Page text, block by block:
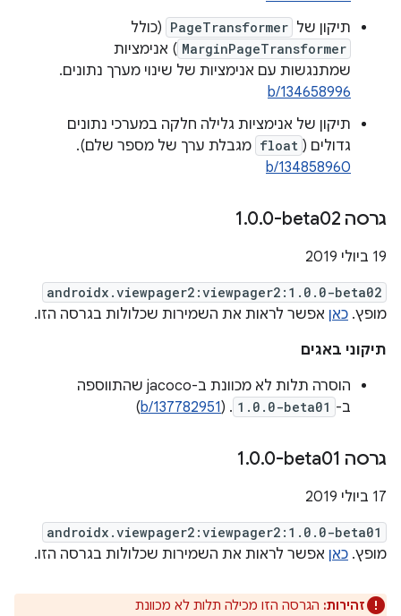
תיקון של PageTransformer (כולל
MarginPageTransformer ) אנימציות
שמתנגשות עם אנימציות של שינוי מערך נתונים.
b/134658996
תיקון של אנימציות גלילה חלקה במערכי נתונים
גדולים ( float מגבלת ערך של מספר שלם).
b/134858960
גרסה ‎1 .0.0-beta02
‫19 ביולי 2019
androidx.viewpager2:viewpager2:1.0.0-beta02
מופץ. כאן אפשר לראות את השמירות שכלולות בגרסה הזו.
תיקוני באגים
הוסרה תלות לא מכוונת ב-jacoco שהתווספה
ב- 1.0.0-beta01
. (
b/137782951
)
גרסה ‎1 .0.0-beta01
‫17 ביולי 2019
androidx.viewpager2:viewpager2:1.0.0-beta01
מופץ. כאן אפשר לראות את השמירות שכלולות בגרסה הזו.
זהירות: הגרסה הזו מכילה תלות לא מכוונת